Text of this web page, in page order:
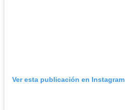
Ver esta publicación en Instagram